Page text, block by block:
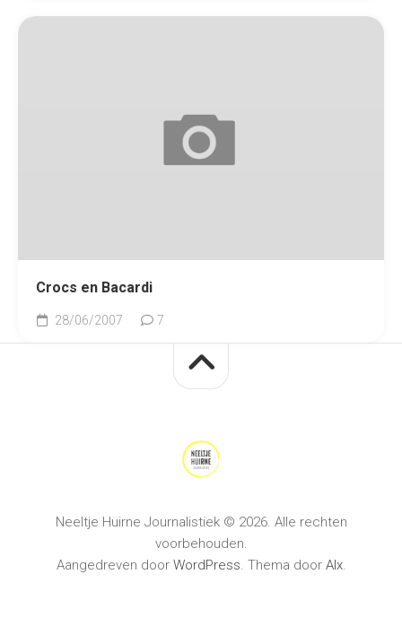
Crocs en Bacardi
28/06/2007 7
Neeltje Huirne Journalistiek © 2026. Alle rechten
voorbehouden.
Aangedreven door WordPress. Thema door Alx.